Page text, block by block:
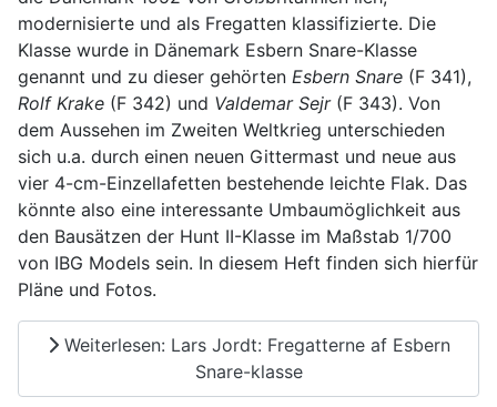
modernisierte und als Fregatten klassifizierte. Die
Klasse wurde in Dänemark Esbern Snare-Klasse
genannt und zu dieser gehörten Esbern Snare (F 341),
Rolf Krake (F 342) und Valdemar Sejr(F 343). Von
dem Aussehen im Zweiten Weltkrieg unterschieden
sich u.a. durch einen neuen Gittermast und neue aus
vier 4-cm-Einzellafetten bestehende leichte Flak. Das
könnte also eine interessante Umbaumöglichkeit aus
den Bausätzen der Hunt II-Klasse im Maßstab 1/700
von IBG Models sein. In diesem Heft finden sich hierfür
Pläne und Fotos.
Weiterlesen: Lars Jordt: Fregatterne af Esbern
Snare-klasse